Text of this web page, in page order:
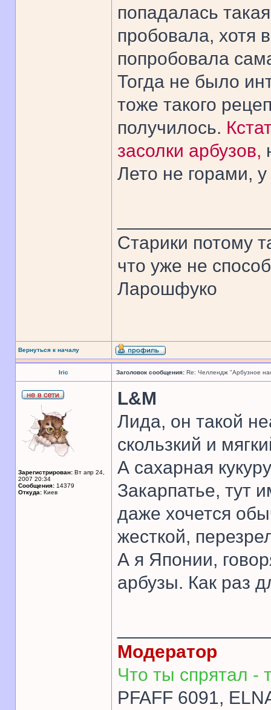
попадалась
пробовала, хотя
попробовала
Тогда не было
тоже такого
получилось.
засолки арбузов,
Лето не горами,
Старики потому
что уже не
Ларошфуко
Вернуться к началу
Iric Заголовок сообщения: Re: Челлендж "Арбузное
Зарегистрирован: Вт апр 24,
2007 20:34
Сообщения: 14379
Откуда: Киев
L&M
Лида, он такой
скользкий и
А сахарная
Закарпатье, тут
даже хочется
жесткой,
А я Японии,
арбузы. Как раз
Модератор
Что ты спрятал -
PFAFF 6091,